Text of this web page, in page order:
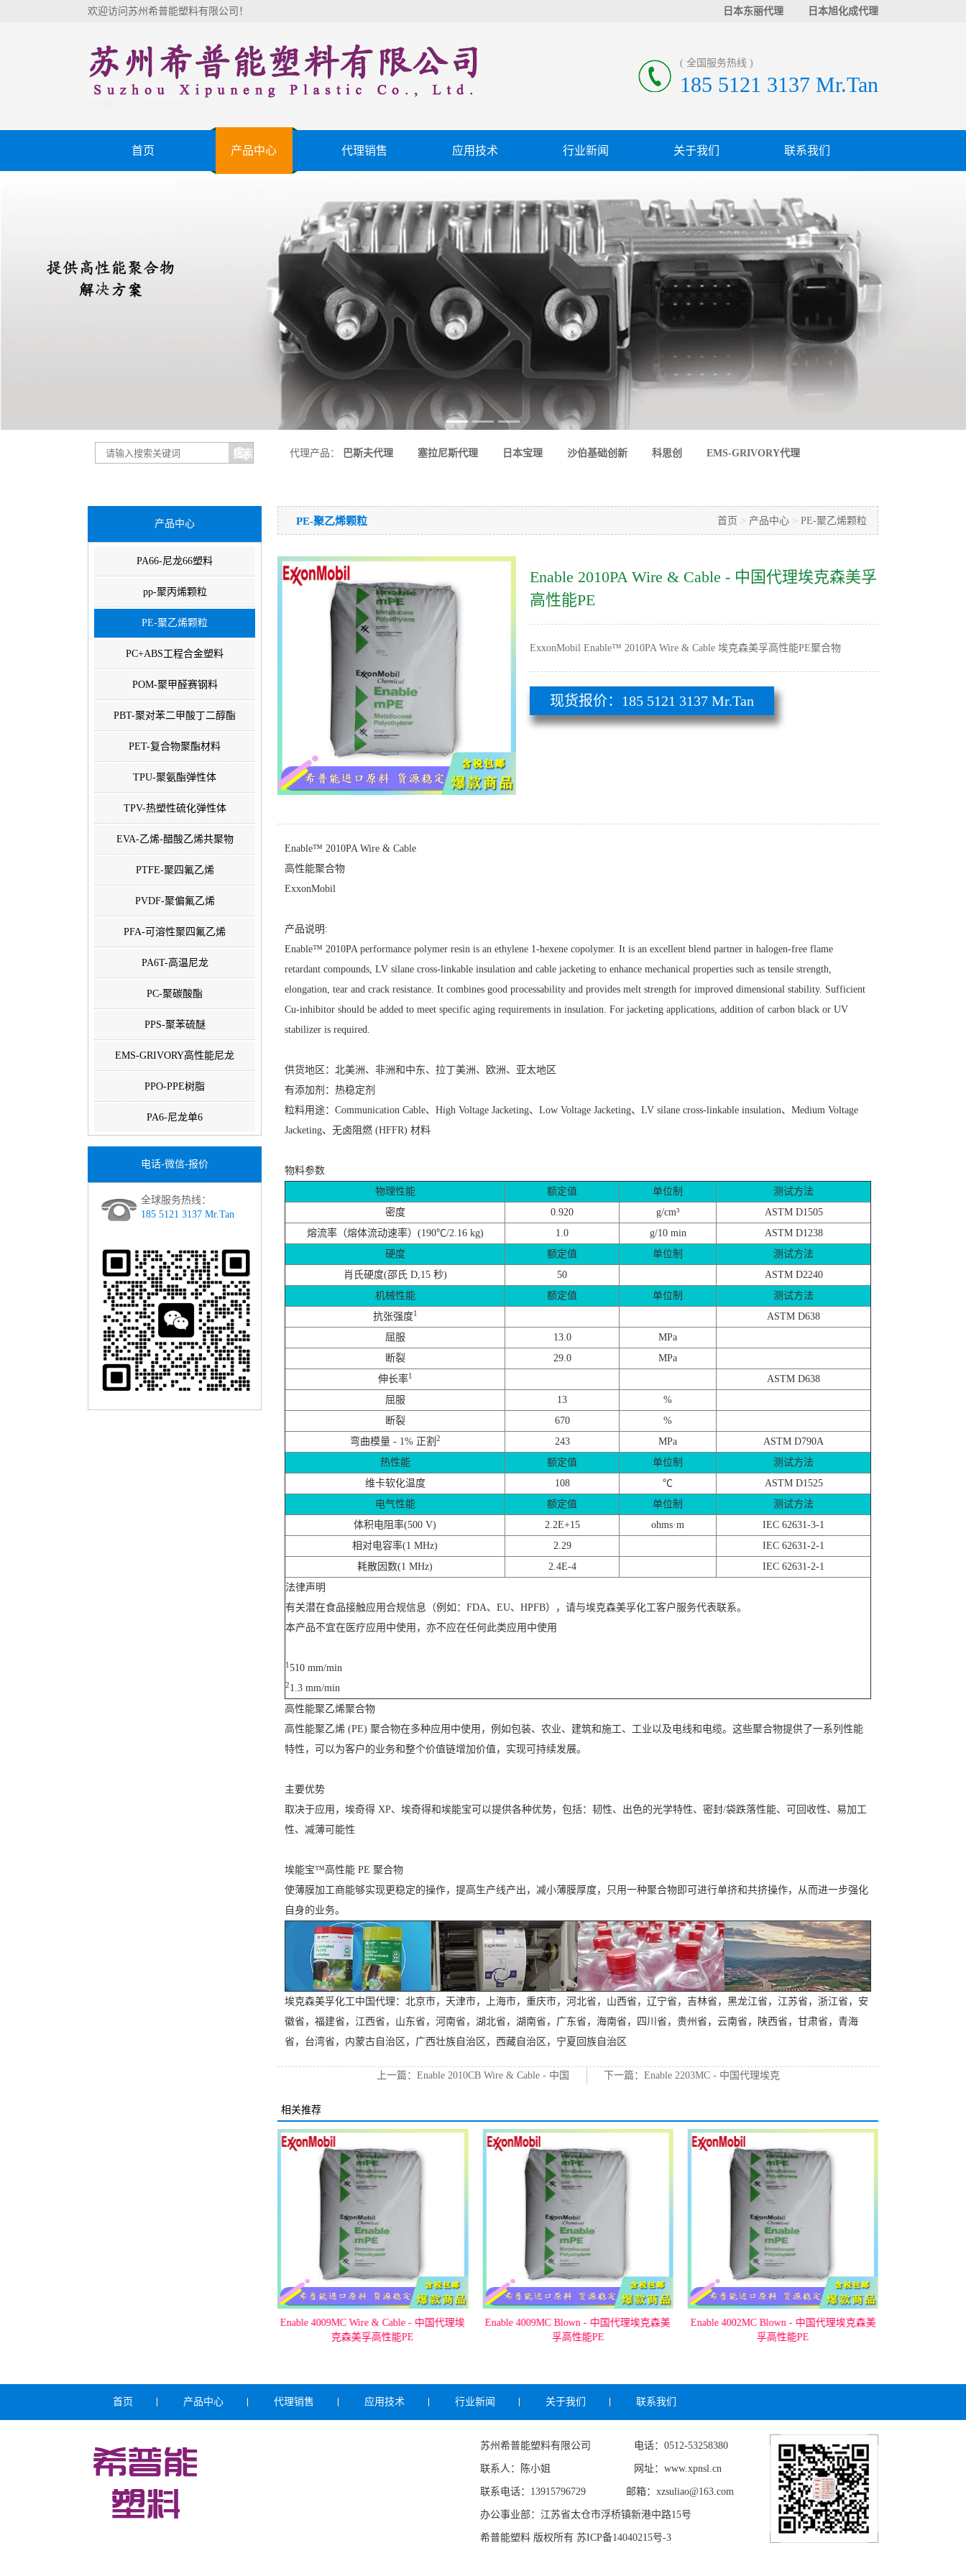
欢迎访问苏州希普能塑料有限公司！ 日本东丽代理 日本旭化成代理
( 全国服务热线 )
185 5121 3137 Mr.Tan
首页 产品中心 代理销售 应用技术 行业新闻 关于我们 联系我们
代理产品： 巴斯夫代理 塞拉尼斯代理 日本宝理 沙伯基础创新 科思创 EMS-GRIVORY代理
产品中心
PA66-尼龙66塑料
pp-聚丙烯颗粒
PE-聚乙烯颗粒
PC+ABS工程合金塑料
POM-聚甲醛赛钢料
PBT-聚对苯二甲酸丁二醇酯
PET-复合物聚酯材料
TPU-聚氨酯弹性体
TPV-热塑性硫化弹性体
EVA-乙烯-醋酸乙烯共聚物
PTFE-聚四氟乙烯
PVDF-聚偏氟乙烯
PFA-可溶性聚四氟乙烯
PA6T-高温尼龙
PC-聚碳酸酯
PPS-聚苯硫醚
EMS-GRIVORY高性能尼龙
PPO-PPE树脂
PA6-尼龙单6
电话-微信-报价
全球服务热线：
185 5121 3137 Mr.Tan
首页 > 产品中心 > PE-聚乙烯颗粒
PE-聚乙烯颗粒
Enable 2010PA Wire & Cable - 中国代理埃克森美孚
高性能PE
ExxonMobil Enable™ 2010PA Wire & Cable 埃克森美孚高性能PE聚合物
现货报价：185 5121 3137 Mr.Tan
Enable™ 2010PA Wire & Cable
高性能聚合物
ExxonMobil
产品说明:
Enable™ 2010PA performance polymer resin is an ethylene 1-hexene copolymer. It is an excellent blend partner in halogen-free flame
retardant compounds, LV silane cross-linkable insulation and cable jacketing to enhance mechanical properties such as tensile strength,
elongation, tear and crack resistance. It combines good processability and provides melt strength for improved dimensional stability. Sufficient
Cu-inhibitor should be added to meet specific aging requirements in insulation. For jacketing applications, addition of carbon black or UV
stabilizer is required.
供货地区：北美洲、非洲和中东、拉丁美洲、欧洲、亚太地区
有添加剂：热稳定剂
粒料用途：Communication Cable、High Voltage Jacketing、Low Voltage Jacketing、LV silane cross-linkable insulation、Medium Voltage
Jacketing、无卤阻燃 (HFFR) 材料
物料参数
物理性能
额定值 单位制
测试方法
密度
0.920 g/cm³
ASTM D1505
熔流率（熔体流动速率）(190℃/2.16 kg)
1.0 g/10 min
ASTM D1238
硬度
额定值 单位制
测试方法
肖氏硬度(邵氏 D,15 秒)
50
ASTM D2240
机械性能
额定值 单位制
测试方法
抗张强度1
ASTM D638
屈服
13.0
MPa
断裂
29.0
MPa
伸长率1
ASTM D638
屈服
13
%
断裂
670
%
弯曲模量 - 1% 正割 2 243 MPa
ASTM D790A
热性能
额定值 单位制
测试方法
维卡软化温度
108 ℃
ASTM D1525
电气性能
额定值 单位制
测试方法
体积电阻率(500 V)
2.2E+15 ohms·m
IEC 62631-3-1
相对电容率(1 MHz)
2.29
IEC 62631-2-1
耗散因数(1 MHz)
2.4E-4
IEC 62631-2-1
法律声明
有关潜在食品接触应用合规信息（例如：FDA、EU、HPFB），请与埃克森美孚化工客户服务代表联系。
本产品不宜在医疗应用中使用，亦不应在任何此类应用中使用
1 510 mm/min
21.3 mm/min
高性能聚乙烯聚合物
高性能聚乙烯 (PE) 聚合物在多种应用中使用，例如包装、农业、建筑和施工、工业以及电线和电缆。这些聚合物提供了一系列性能
特性，可以为客户的业务和整个价值链增加价值，实现可持续发展。
主要优势
取决于应用，埃奇得 XP、埃奇得和埃能宝可以提供各种优势，包括：韧性、出色的光学特性、密封/袋跌落性能、可回收性、易加工
性、减薄可能性
埃能宝™高性能 PE 聚合物
使薄膜加工商能够实现更稳定的操作，提高生产线产出，减小薄膜厚度，只用一种聚合物即可进行单挤和共挤操作，从而进一步强化
自身的业务。
埃克森美孚化工中国代理：北京市，天津市，上海市，重庆市，河北省，山西省，辽宁省，吉林省，黑龙江省，江苏省，浙江省，安
徽省，福建省，江西省，山东省，河南省，湖北省，湖南省，广东省，海南省，四川省，贵州省，云南省，陕西省，甘肃省，青海
省，台湾省，内蒙古自治区，广西壮族自治区，西藏自治区，宁夏回族自治区
上一篇：Enable 2010CB Wire & Cable - 中国
下一篇：Enable 2203MC - 中国代理埃克
相关推荐
Enable 4009MC Wire & Cable - 中国代理埃
克森美孚高性能PE
Enable 4009MC Blown - 中国代理埃克森美
孚高性能PE
Enable 4002MC Blown - 中国代理埃克森美
孚高性能PE
首页 产品中心 代理销售 应用技术 行业新闻 关于我们 联系我们
苏州希普能塑料有限公司 电话：0512-53258380
联系人：陈小姐 网址：www.xpnsl.cn
联系电话：13915796729 邮箱：xzsuliao@163.com
办公事业部：江苏省太仓市浮桥镇新港中路15号
希普能塑料 版权所有 苏ICP备14040215号-3